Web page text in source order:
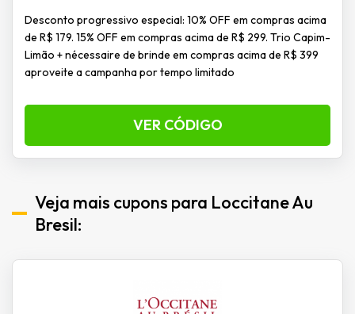
Desconto progressivo especial: 10% OFF em compras acima
de R$ 179. 15% OFF em compras acima de R$ 299. Trio Capim-
Limão + nécessaire de brinde em compras acima de R$ 399
aproveite a campanha por tempo limitado
VER CÓDIGO
Veja mais cupons para Loccitane Au
Bresil: